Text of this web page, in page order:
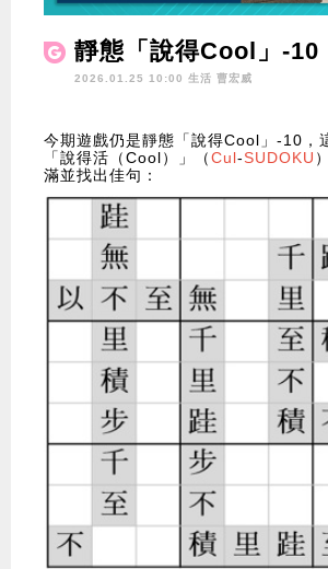
靜態「說得Cool」-10
2026.01.25 10:00 生活 曹宏威
今期遊戲仍是靜態「說得Cool」-10，
「說得活（Cool）」（Cul-SUDOKU
滿並找出佳句：